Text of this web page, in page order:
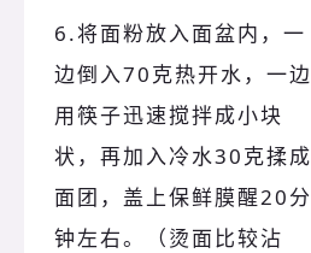
6.将面粉放入面盆内，一
边倒入70克热开水，一边
用筷子迅速搅拌成小块
状，再加入冷水30克揉成
面团，盖上保鲜膜醒20分
钟左右。（烫面比较沾